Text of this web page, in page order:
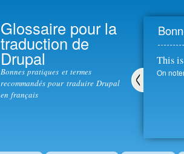
Glossaire pour la
traduction de
Drupal
Bonnes pratiques et termes
recommandés pour traduire Drupal
en français
This is
On